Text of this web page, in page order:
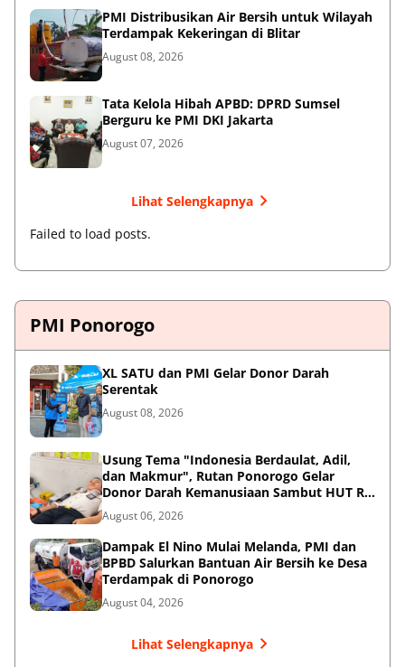
PMI Distribusikan Air Bersih untuk Wilayah
Terdampak Kekeringan di Blitar
August 08, 2026
Tata Kelola Hibah APBD: DPRD Sumsel
Berguru ke PMI DKI Jakarta
August 07, 2026
Lihat Selengkapnya
Failed to load posts.
PMI Ponorogo
XL SATU dan PMI Gelar Donor Darah
Serentak
August 08, 2026
Usung Tema "Indonesia Berdaulat, Adil,
dan Makmur", Rutan Ponorogo Gelar
Donor Darah Kemanusiaan Sambut HUT RI
ke-81
August 06, 2026
Dampak El Nino Mulai Melanda, PMI dan
BPBD Salurkan Bantuan Air Bersih ke Desa
Terdampak di Ponorogo
August 04, 2026
Lihat Selengkapnya